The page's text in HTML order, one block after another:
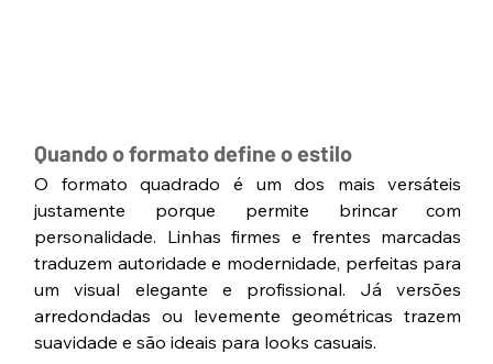
Quando o formato define o estilo
O formato quadrado é um dos mais versáteis
justamente porque permite brincar com
personalidade. Linhas firmes e frentes marcadas
traduzem autoridade e modernidade, perfeitas para
um visual elegante e profissional. Já versões
arredondadas ou levemente geométricas trazem
suavidade e são ideais para looks casuais.